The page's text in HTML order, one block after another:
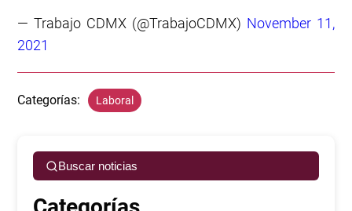
— Trabajo CDMX (@TrabajoCDMX) November 11,
2021
Categorías: Laboral
Buscar noticias